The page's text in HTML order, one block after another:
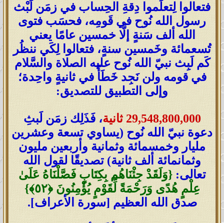
فتعالوا لِتعلَموا دِقةِ الحِساب في زمَن لَبْث
رسول الله نُوح في قَومِه، فحسَب فتوى
الله ألف سَنةٍ إلَّا خمسين عامًا يعني
تُسعمائة وخَمسين سنةٍ، فتعالوا لِكَي ننظُر
كَم لَبِث نبيّ الله نُوح عليه الصلاة والسَّلام
في قومه ولن نَجِد خَطَأً في ثانيةٍ واحِدة؛
وإلى التطبيق للتصديق:
29,548,800,000 ثانية
، فَذَلِك زمَن لَبثِ
دعوة نبيّ الله نُوح (يساوي تسعة وعشرين
مليار وخمسمائة وثمانية وأربعين مليون
وثمانمائة ألف ثانية) تصديقًا لقول الله
تعالى:{وَلَقَدْ جِئْنَاهُم بِكِتَابٍ فَصَّلْنَاهُ عَلَىٰ
عِلْمٍ هُدًى وَرَحْمَةً لِّقَوْمٍ يُؤْمِنُونَ ‎﴿٥٢﴾‏}
صدق الله العظيم [سورة الأعراف].